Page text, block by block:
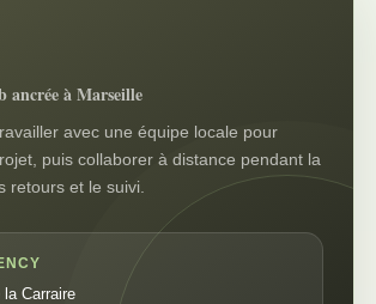
ancrée à Marseille
avec une équipe locale pour
puis collaborer à distance pendant la
retours et le suivi.
Carraire